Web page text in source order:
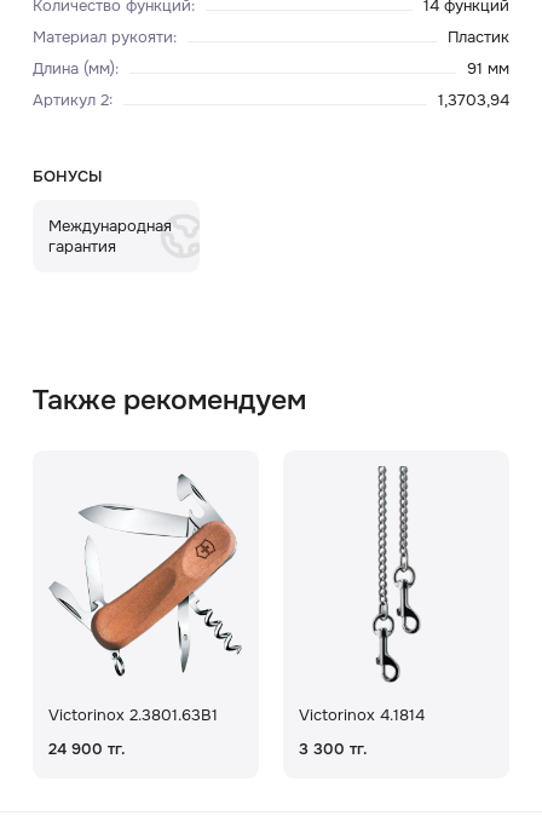
Количество функций:
14 функций
Материал рукояти:
Пластик
Длина (мм):
91 мм
Артикул 2: 1,3703,94
БОНУСЫ
Международная
гарантия
Также рекомендуем
Victorinox 2.3801.63B1
24 900 тг.
Victorinox 4.1814
3 300 тг.